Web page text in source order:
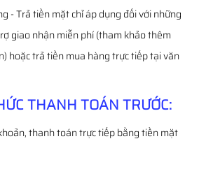
- Trả tiền mặt chỉ áp dụng đối với những
giao nhận miễn phí (tham khảo thêm
hoặc trả tiền mua hàng trực tiếp tại văn
THANH TOÁN TRƯỚC:
thanh toán trực tiếp bằng tiền mặt